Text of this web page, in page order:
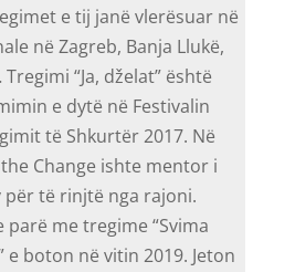
e tij janë vlerësuar në
në Zagreb, Banja Llukë,
“Ja, dželat” është
e dytë në Festivalin
të Shkurtër 2017. Në
Change ishte mentor i
të rinjtë nga rajoni.
me tregime “Svima
e boton në vitin 2019. Jeton